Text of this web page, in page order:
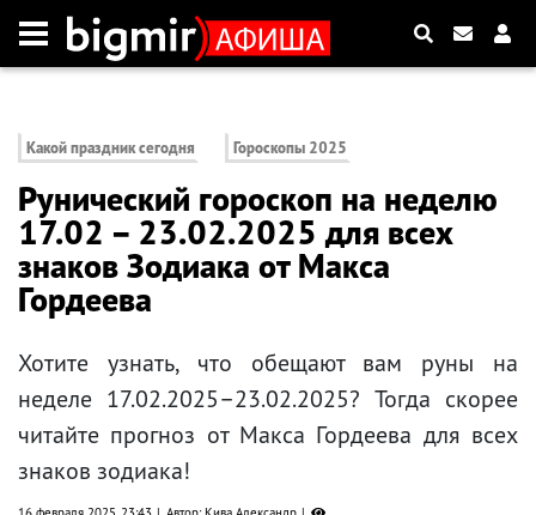
Какой праздник сегодня Гороскопы 2025
Рунический гороскоп на неделю
17.02 – 23.02.2025 для всех
знаков Зодиака от Макса
Гордеева
Хотите узнать, что обещают вам руны на
неделе 17.02.2025–23.02.2025? Тогда скорее
читайте прогноз от Макса Гордеева для всех
знаков зодиака!